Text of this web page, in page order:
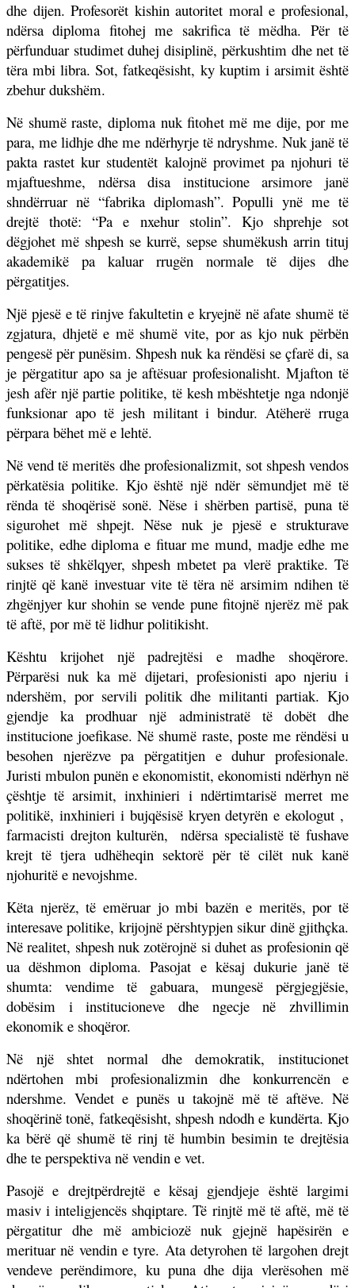
dhe dijen. Profesorët kishin autoritet moral e profesional,
ndërsa diploma fitohej me sakrifica të mëdha. Për të
përfunduar studimet duhej disiplinë, përkushtim dhe net të
tëra mbi libra. Sot, fatkeqësisht, ky kuptim i arsimit është
zbehur dukshëm.
Në shumë raste, diploma nuk fitohet më me dije, por me
para, me lidhje dhe me ndërhyrje të ndryshme. Nuk janë të
pakta rastet kur studentët kalojnë provimet pa njohuri të
mjaftueshme, ndërsa disa institucione arsimore janë
shndërruar në “fabrika diplomash”. Populli ynë me të
drejtë thotë: “Pa e nxehur stolin”. Kjo shprehje sot
dëgjohet më shpesh se kurrë, sepse shumëkush arrin tituj
akademikë pa kaluar rrugën normale të dijes dhe
përgatitjes.
Një pjesë e të rinjve fakultetin e kryejnë në afate shumë të
zgjatura, dhjetë e më shumë vite, por as kjo nuk përbën
pengesë për punësim. Shpesh nuk ka rëndësi se çfarë di, sa
je përgatitur apo sa je aftësuar profesionalisht. Mjafton të
jesh afër një partie politike, të kesh mbështetje nga ndonjë
funksionar apo të jesh militant i bindur. Atëherë rruga
përpara bëhet më e lehtë.
Në vend të meritës dhe profesionalizmit, sot shpesh vendos
përkatësia politike. Kjo është një ndër sëmundjet më të
rënda të shoqërisë sonë. Nëse i shërben partisë, puna të
sigurohet më shpejt. Nëse nuk je pjesë e strukturave
politike, edhe diploma e fituar me mund, madje edhe me
sukses të shkëlqyer, shpesh mbetet pa vlerë praktike. Të
rinjtë që kanë investuar vite të tëra në arsimim ndihen të
zhgënjyer kur shohin se vende pune fitojnë njerëz më pak
të aftë, por më të lidhur politikisht.
Kështu krijohet një padrejtësi e madhe shoqërore.
Përparësi nuk ka më dijetari, profesionisti apo njeriu i
ndershëm, por servili politik dhe militanti partiak. Kjo
gjendje ka prodhuar një administratë të dobët dhe
institucione joefikase. Në shumë raste, poste me rëndësi u
besohen njerëzve pa përgatitjen e duhur profesionale.
Juristi mbulon punën e ekonomistit, ekonomisti ndërhyn në
çështje të arsimit, inxhinieri i ndërtimtarisë merret me
politikë, inxhinieri i bujqësisë kryen detyrën e ekologut ,
farmacisti drejton kulturën,
ndërsa specialistë të fushave
krejt të tjera udhëheqin sektorë për të cilët nuk kanë
njohuritë e nevojshme.
Këta njerëz, të emëruar jo mbi bazën e meritës, por të
interesave politike, krijojnë përshtypjen sikur dinë gjithçka.
Në realitet, shpesh nuk zotërojnë si duhet as profesionin që
ua dëshmon diploma. Pasojat e kësaj dukurie janë të
shumta: vendime të gabuara, mungesë përgjegjësie,
dobësim i institucioneve dhe ngecje në zhvillimin
ekonomik e shoqëror.
Në një shtet normal dhe demokratik, institucionet
ndërtohen mbi profesionalizmin dhe konkurrencën e
ndershme. Vendet e punës u takojnë më të aftëve. Në
shoqërinë tonë, fatkeqësisht, shpesh ndodh e kundërta. Kjo
ka bërë që shumë të rinj të humbin besimin te drejtësia
dhe te perspektiva në vendin e vet.
Pasojë e drejtpërdrejtë e kësaj gjendjeje është largimi
masiv i inteligjencës shqiptare. Të rinjtë më të aftë, më të
përgatitur dhe më ambiciozë nuk gjejnë hapësirën e
merituar në vendin e tyre. Ata detyrohen të largohen drejt
vendeve perëndimore, ku puna dhe dija vlerësohen më